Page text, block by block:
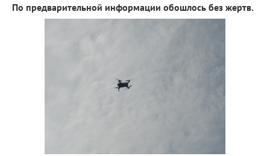
По предварительной информации обошлось без жертв.